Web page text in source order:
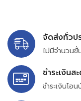
จัดส่งทั่วป
ไม่มีจำนวน
ชำระเงินส
ชำระเงินโอ